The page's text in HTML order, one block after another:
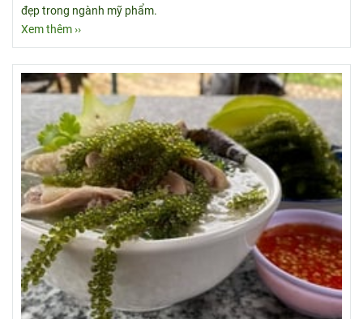
đẹp trong ngành mỹ phẩm.
Xem thêm ››